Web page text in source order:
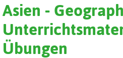
Asien -
Übungen